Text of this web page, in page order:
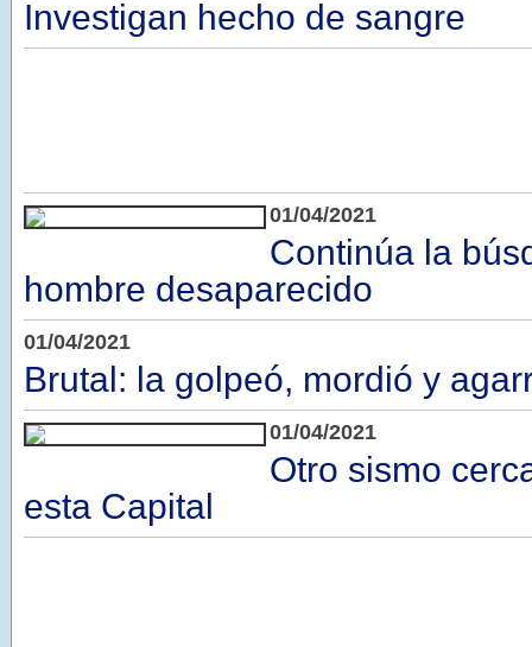
Investigan hecho de sangre
01/04/2021
Continúa la
hombre desaparecido
01/04/2021
Brutal: la golpeó, mordió y
01/04/2021
Otro sismo
esta Capital